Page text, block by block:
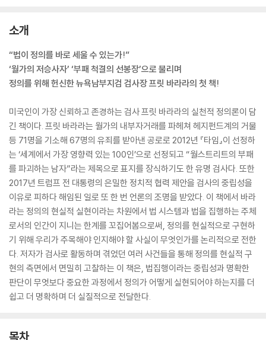
소개
“법이 정의를 바로 세울 수 있는가!”
‘월가의 저승사자’ ‘부패 척결의 선봉장’으로 불리며
정의를 위해 헌신한 뉴욕남부지검 검사장 프릿 바라라의 첫 책!
미국인이 가장 신뢰하고 존경하는 검사 프릿 바라라의 실천적 정의론이 담
긴 책이다. 프릿 바라라는 월가의 내부자거래를 파헤쳐 헤지펀드계의 거물
등 71명을 기소해 67명의 유죄를 받아낸 공로로 2012년 『타임』이 선정하
는 ‘세계에서 가장 영향력 있는 100인’으로 선정되고 “월스트리트의 부패
를 파괴하는 남자”라는 제목으로 표지를 장식하기도 한 유명 검사다. 또한
2017년 트럼프 전 대통령의 은밀한 정치적 협력 제안을 검사의 중립성을
이유로 피하다 해임된 일로 또 한 번 언론의 조명을 받았다. 이 책에서 바라
라는 정의의 현실적 실현이라는 차원에서 법 시스템과 법을 집행하는 주체
로서의 인간이 지니는 한계를 꼬집어봄으로써, 정의를 현실적으로 구현하
기 위해 우리가 주목해야 인지해야 할 사실이 무엇인가를 논리적으로 전한
다. 저자가 검사로 활동하며 겪었던 여러 사건들을 통해 정의를 현실적 구
현의 측면에서 면밀히 고찰하는 이 책은, 법집행이라는 중립성과 명확한
판단이 무엇보다 중요한 과정에서 정의가 어떻게 실현되어야 하는지를 더
쉽고 더 명확하며 더 실질적으로 전달한다.
목차